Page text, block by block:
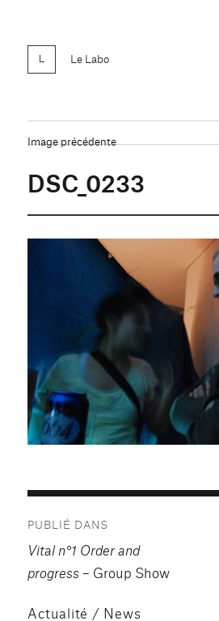
Le Labo
Image précédente
DSC_0233
de
l’article
PUBLIÉ DANS
Vital n°1 Order and
progress – Group Show
Actualité / News